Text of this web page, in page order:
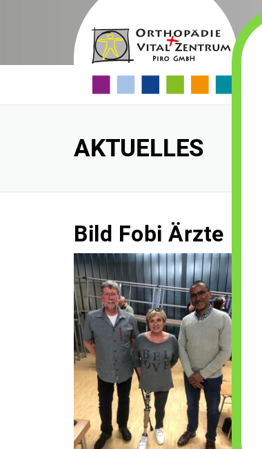
AKTUELLES
Bild Fobi Ärzte